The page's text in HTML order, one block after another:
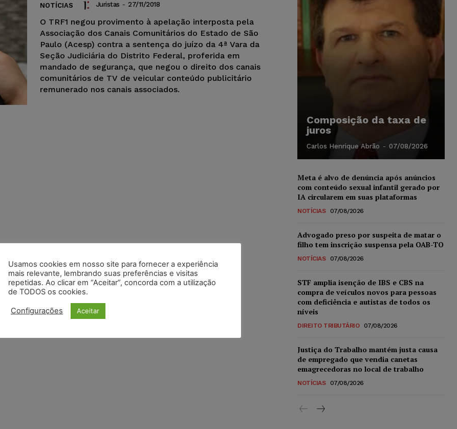
NOTÍCIAS Juristas - 27/11/2018
O TRF1 negou provimento à apelação interposta pela
Associação dos Canais Comunitários do Estado de São
Paulo (Acesp) contra a sentença do juízo da 4ª Vara da
Seção Judiciária do Distrito Federal, proferida em
mandado de segurança, que negou o direito dos canais
comunitários de TV de veicular conteúdo publicitário
remunerado nos canais associados.
Composição da taxa de
juros
Carlos Henrique Abrão - 07/08/2026
Meta é alvo de denúncia após anúncios
com conteúdo sexual infantil gerado por
IA circularem em suas plataformas
NOTÍCIAS 07/08/2026
Advogado preso por suspeita de matar o
filho tem inscrição suspensa pela OAB-TO
NOTÍCIAS 07/08/2026
STF amplia isenção de IBS e CBS na
compra de veículos novos para pessoas
com deficiência e autistas de todos os
níveis
DIREITO TRIBUTÁRIO 07/08/2026
Justiça do Trabalho mantém justa causa
de empregado que vendia canetas
emagrecedoras no local de trabalho
NOTÍCIAS 07/08/2026
Usamos cookies em nosso site para fornecer a experiência
mais relevante, lembrando suas preferências e visitas
repetidas. Ao clicar em “Aceitar”, concorda com a utilização
de TODOS os cookies.
Configurações Aceitar